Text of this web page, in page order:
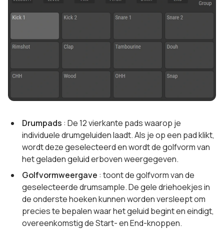
Drumpads : De 12 vierkante pads waarop je
individuele drumgeluiden laadt. Als je op een pad klikt,
wordt deze geselecteerd en wordt de golfvorm van
het geladen geluid erboven weergegeven.
Golfvormweergave : toont de golfvorm van de
geselecteerde drumsample. De gele driehoekjes in
de onderste hoeken kunnen worden versleept om
precies te bepalen waar het geluid begint en eindigt,
overeenkomstig de Start- en End-knoppen.